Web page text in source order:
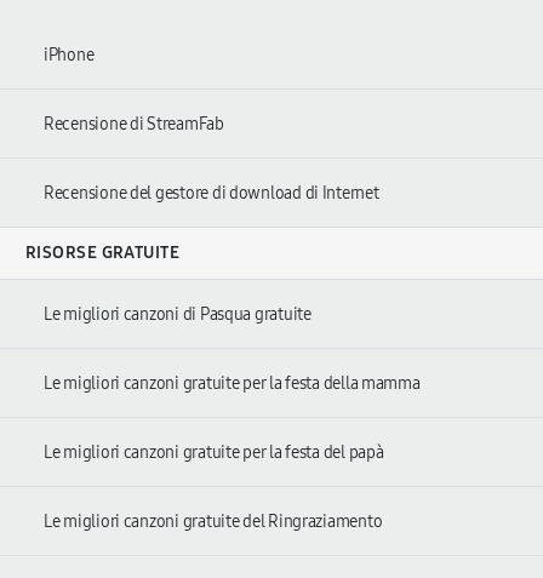
iPhone
Recensione di StreamFab
Recensione del gestore di download di Internet
RISORSE GRATUITE
Le migliori canzoni di Pasqua gratuite
Le migliori canzoni gratuite per la festa della mamma
Le migliori canzoni gratuite per la festa del papà
Le migliori canzoni gratuite del Ringraziamento